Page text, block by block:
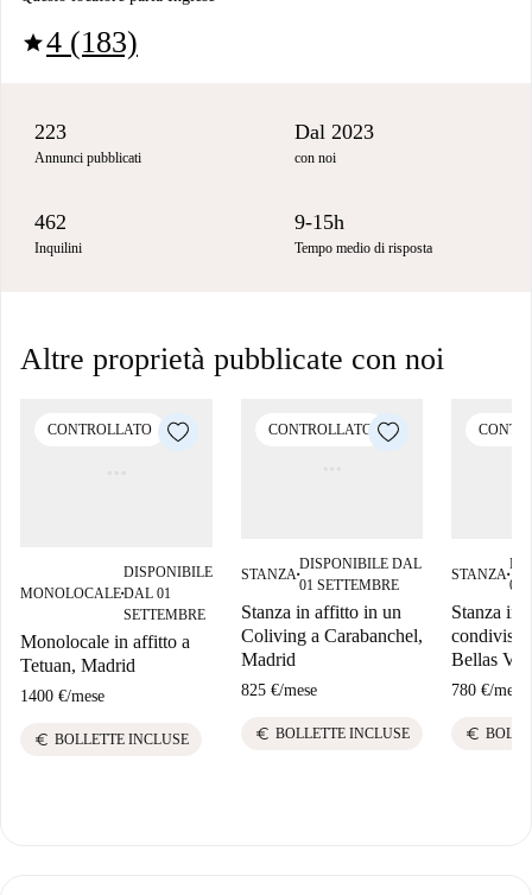
star4 (183)
223
Annunci pubblicati
Dal 2023
con noi
462
Inquilini
9-15h
Tempo medio di risposta
Altre proprietà pubblicate con noi
CONTROLLATO
MONOLOCALE■
DISPONIBILE
DAL 01
SETTEMBRE
Monolocale in affitto a
Tetuan, Madrid
1400 €/mese
euro BOLLETTE INCLUSE
CONTROLLATO
STANZA■
DISPONIBILE DAL
01 SETTEMBRE
Stanza in affitto in un
Coliving a Carabanchel,
Madrid
825 €/mese
euro BOLLETTE INCLUSE
STANZA■
01
Stanza in
condiviso
Bellas
780 €/mese
euro